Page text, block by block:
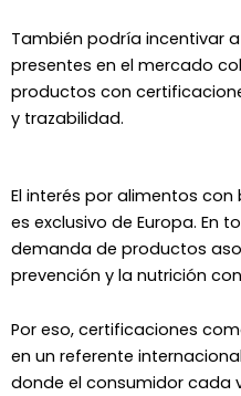
También podría incentivar
presentes en el mercado
productos con
y trazabilidad.
El interés por alimentos
es exclusivo de Europa. En
demanda de productos
prevención y la nutrición
Por eso, certificaciones
en un referente
donde el consumidor cada